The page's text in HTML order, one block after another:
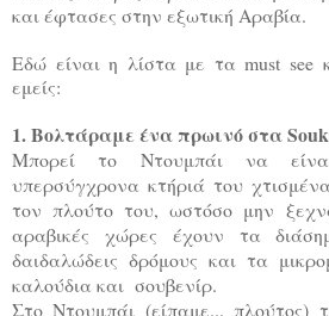
και έφτασες στην εξωτική Αραβία.
Εδώ είναι η λίστα με τα must see
εμείς:
1. Βολτάραμε ένα πρωινό στα
Μπορεί το Ντουμπάι να
υπερσύγχρονα κτήριά του
τον πλούτο του, ωστόσο μην
αραβικές χώρες έχουν τα
δαιδαλώδεις δρόμους και τα
καλούδια και σουβενίρ.
Στο Ντουμπάι (είπαμε... πλούτος)